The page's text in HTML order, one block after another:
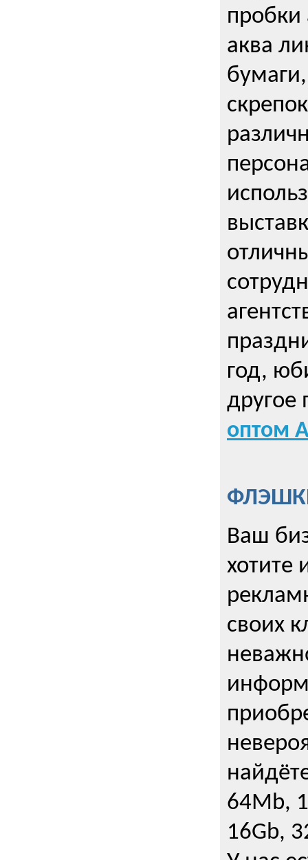
пробки
аква
год,
другое
оптом
Ваш
хотите
своих
64Mb,
16Gb,